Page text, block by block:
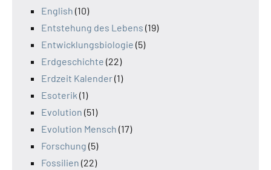
English (10)
Entstehung des Lebens (19)
Entwicklungsbiologie (5)
Erdgeschichte (22)
Erdzeit Kalender(1)
Esoterik (1)
Evolution (51)
Evolution Mensch (17)
Forschung (5)
Fossilien (22)